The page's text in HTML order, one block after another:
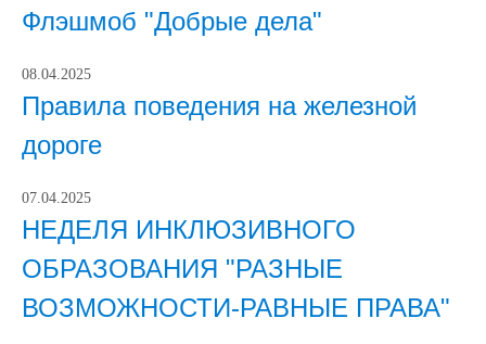
Флэшмоб "Добрые дела"
08.04.2025
Правила поведения на железной
дороге
07.04.2025
НЕДЕЛЯ ИНКЛЮЗИВНОГО
ОБРАЗОВАНИЯ "РАЗНЫЕ
ВОЗМОЖНОСТИ-РАВНЫЕ ПРАВА"